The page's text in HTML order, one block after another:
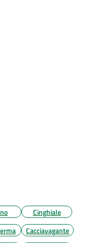
Cinghiale
Cacciavagante